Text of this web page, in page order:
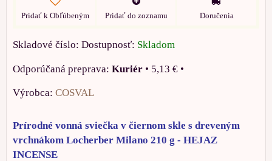
Pridať k Obľúbeným Pridať do zoznamu Doručenia
Skladové číslo: Dostupnosť: Skladom
Kuriér • 5,13 € •
Výrobca: COSVAL
Prírodné vonná sviečka v čiernom skle s dreveným
vrchnákom Locherber Milano 210 g - HEJAZ
INCENSE